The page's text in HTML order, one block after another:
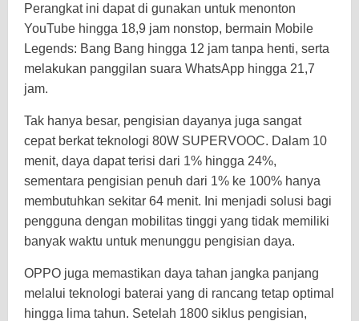
Perangkat ini dapat di gunakan untuk menonton
YouTube hingga 18,9 jam nonstop, bermain Mobile
Legends: Bang Bang hingga 12 jam tanpa henti, serta
melakukan panggilan suara WhatsApp hingga 21,7
jam.
Tak hanya besar, pengisian dayanya juga sangat
cepat berkat teknologi 80W SUPERVOOC. Dalam 10
menit, daya dapat terisi dari 1% hingga 24%,
sementara pengisian penuh dari 1% ke 100% hanya
membutuhkan sekitar 64 menit. Ini menjadi solusi bagi
pengguna dengan mobilitas tinggi yang tidak memiliki
banyak waktu untuk menunggu pengisian daya.
OPPO juga memastikan daya tahan jangka panjang
melalui teknologi baterai yang di rancang tetap optimal
hingga lima tahun. Setelah 1800 siklus pengisian,